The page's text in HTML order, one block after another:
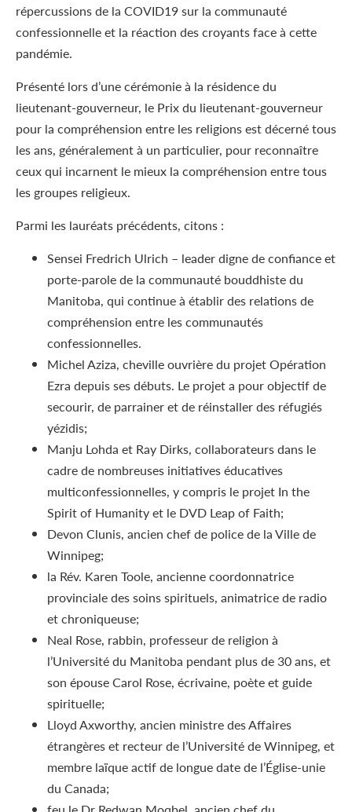
répercussions de la COVID19 sur la communauté
confessionnelle et la réaction des croyants face à cette
pandémie.
Présenté lors d’une cérémonie à la résidence du
lieutenant-gouverneur, le Prix du lieutenant-gouverneur
pour la compréhension entre les religions est décerné tous
les ans, généralement à un particulier, pour reconnaître
ceux qui incarnent le mieux la compréhension entre tous
les groupes religieux.
Parmi les lauréats précédents, citons :
Sensei Fredrich Ulrich – leader digne de confiance et
porte-parole de la communauté bouddhiste du
Manitoba, qui continue à établir des relations de
compréhension entre les communautés
confessionnelles.
Michel Aziza, cheville ouvrière du projet Opération
Ezra depuis ses débuts. Le projet a pour objectif de
secourir, de parrainer et de réinstaller des réfugiés
yézidis;
Manju Lohda et Ray Dirks, collaborateurs dans le
cadre de nombreuses initiatives éducatives
multiconfessionnelles, y compris le projet In the
Spirit of Humanity et le DVD Leap of Faith;
Devon Clunis, ancien chef de police de la Ville de
Winnipeg;
la Rév. Karen Toole, ancienne coordonnatrice
provinciale des soins spirituels, animatrice de radio
et chroniqueuse;
Neal Rose, rabbin, professeur de religion à
l’Université du Manitoba pendant plus de 30 ans, et
son épouse Carol Rose, écrivaine, poète et guide
spirituelle;
Lloyd Axworthy, ancien ministre des Affaires
étrangères et recteur de l’Université de Winnipeg, et
membre laïque actif de longue date de l’Église-unie
du Canada;